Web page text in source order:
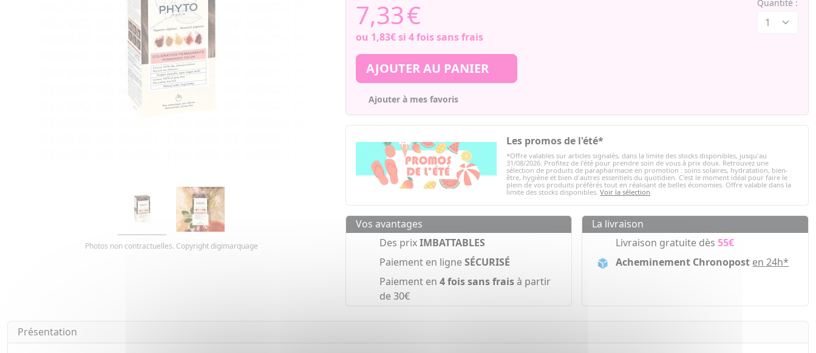
Photos non contractuelles. Copyright digimarquage
7,33€
ou 1,83€si 4 fois sans frais
Quantité :
AJOUTER AU PANIER
Ajouter à mes favoris
Les promos de l'été*
*Offre valables sur articles signalés, dans la limite des stocks disponibles, jusqu'au
31/08/2026. Profitez de l'été pour prendre soin de vous à prix doux. Retrouvez une
sélection de produits de parapharmacie en promotion : soins solaires, hydratation, bien-
être, hygiène et bien d'autres essentiels du quotidien. C'est le moment idéal pour faire le
plein de vos produits préférés tout en réalisant de belles économies. Offre valable dans la
limite des stocks disponibles.Voir la sélection
Vos avantages
Des prixIMBATTABLES
Paiement en ligneSÉCURISÉ
Paiement en 4 fois sans fraisà partir
de 30€
La livraison
Livraison gratuite dès55€
Acheminement Chronopost en 24h*
Présentation